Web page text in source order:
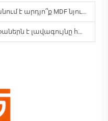
նյութը դեկորատիվ սալիկների համար:
լավագույնը հատակի համար: